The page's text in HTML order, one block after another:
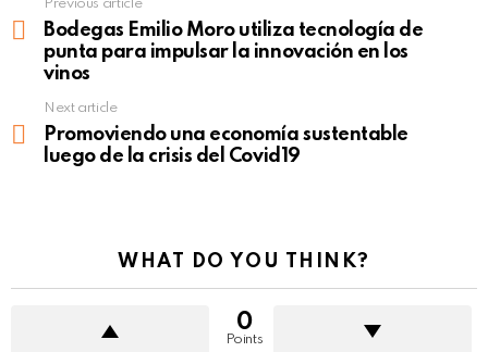
more
Previous article
Bodegas Emilio Moro utiliza tecnología de
punta para impulsar la innovación en los
vinos
Next article
Promoviendo una economía sustentable
luego de la crisis del Covid19
WHAT DO YOU THINK?
0
Points